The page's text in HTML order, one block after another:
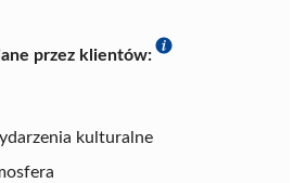
przez klientów:
kulturalne